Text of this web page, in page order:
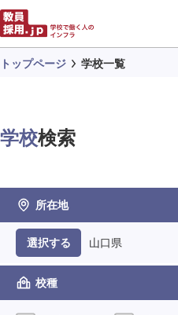
トップページ 学校一覧
学校検索
所在地
選択する 山口県
校種